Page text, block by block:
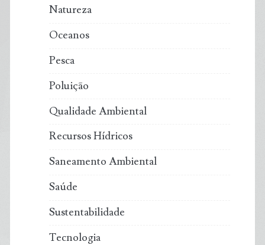
Natureza
Oceanos
Pesca
Poluição
Qualidade Ambiental
Recursos Hídricos
Saneamento Ambiental
Saúde
Sustentabilidade
Tecnologia